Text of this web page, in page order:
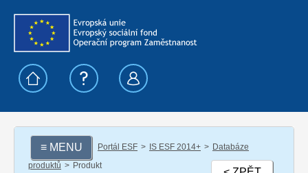
≡ MENU Portál ESF IS ESF 2014+
Databáze
produktů
Produkt